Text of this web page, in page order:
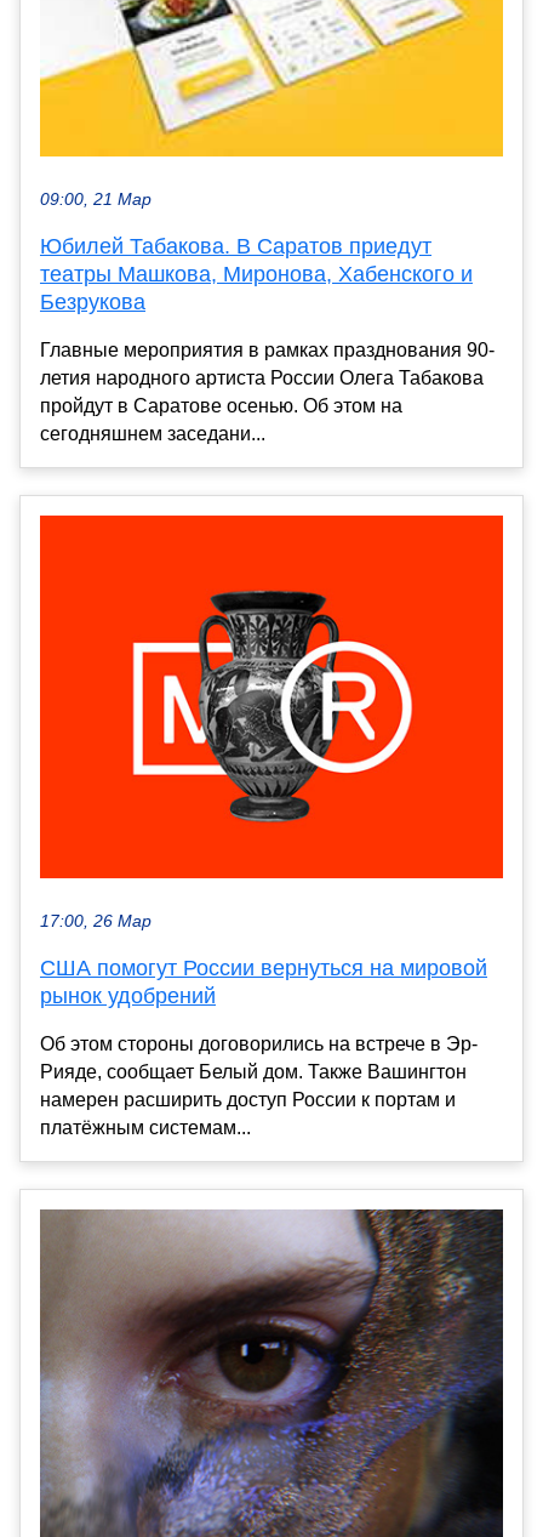
09:00, 21 Мар
Юбилей Табакова. В Саратов приедут
театры Машкова, Миронова, Хабенского и
Безрукова
Главные мероприятия в рамках празднования 90-
летия народного артиста России Олега Табакова
пройдут в Саратове осенью. Об этом на
сегодняшнем заседани...
17:00, 26 Мар
США помогут России вернуться на мировой
рынок удобрений
Об этом стороны договорились на встрече в Эр-
Рияде, сообщает Белый дом. Также Вашингтон
намерен расширить доступ России к портам и
платёжным системам...